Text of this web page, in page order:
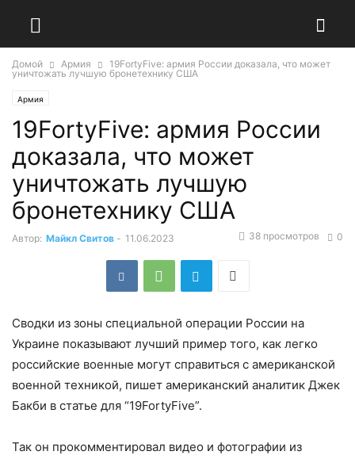
Домой Армия
19FortyFive: армия России доказала, что может
уничтожать лучшую бронетехнику США
Армия
19FortyFive: армия России
доказала, что может
уничтожать лучшую
бронетехнику США
Автор: Майкл Свитов - 11.06.2023 0
38 просмотров
Сводки из зоны специальной операции России на
Украине показывают лучший пример того, как легко
российские военные могут справиться с американской
военной техникой, пишет американский аналитик Джек
Бакби в статье для “19FortyFive”.
Так он прокомментировал видео и фотографии из